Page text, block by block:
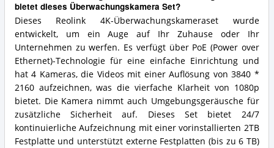
bietet dieses Überwachungskamera Set?
Dieses Reolink 4K-Überwachungskameraset wurde
entwickelt, um ein Auge auf Ihr Zuhause oder Ihr
Unternehmen zu werfen. Es verfügt über PoE (Power over
Ethernet)-Technologie für eine einfache Einrichtung und
hat 4 Kameras, die Videos mit einer Auflösung von 3840 *
2160 aufzeichnen, was die vierfache Klarheit von 1080p
bietet. Die Kamera nimmt auch Umgebungsgeräusche für
zusätzliche Sicherheit auf. Dieses Set bietet 24/7
kontinuierliche Aufzeichnung mit einer vorinstallierten 2TB
Festplatte und unterstützt externe Festplatten (bis zu 6 TB)